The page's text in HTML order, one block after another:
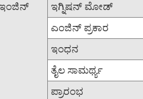
ಇಗ್ನಿಷನ್ ಮೋಡ್
ಎಂಜಿನ್ ಪ್ರಕಾರ
ಇಂಧನ
ತೈಲ ಸಾಮರ್ಥ್ಯ
ಪ್ರಾರಂಭ